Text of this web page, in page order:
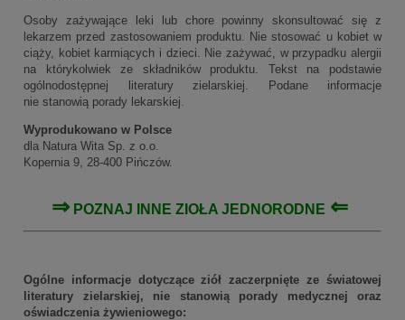
Osoby zażywające leki lub chore powinny skonsultować się z
lekarzem przed zastosowaniem produktu. Nie stosować u kobiet w
ciąży, kobiet karmiących i dzieci. Nie zażywać, w przypadku alergii
na którykolwiek ze składników produktu. Tekst na podstawie
ogólnodostępnej literatury zielarskiej. Podane informacje
nie stanowią porady lekarskiej.
Wyprodukowano w Polsce
dla Natura Wita Sp. z o.o.
Kopernia 9, 28-400 Pińczów.
⇒ POZNAJ INNE ZIOŁA JEDNORODNE ⇐
Ogólne informacje dotyczące ziół zaczerpnięte ze światowej
literatury zielarskiej, nie stanowią porady medycznej oraz
oświadczenia żywieniowego: